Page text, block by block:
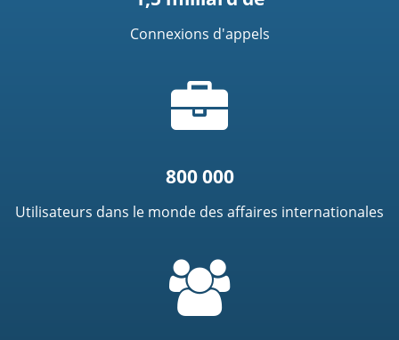
Connexions d'appels
de
mallette
800 000
Utilisateurs dans le monde des affaires internationales